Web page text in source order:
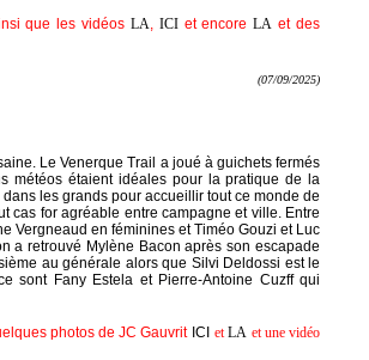
que les vidéos LA ICIet encoreLA et des
(07/09/2025)
Le Venerque Trail a joué à guichets fermés
météos étaient idéales pour la pratique de la
les grands pour accueillir tout ce monde de
cas for agréable entre campagne et ville. Entre
Vergneaud en féminines et Timéo Gouzi et Luc
a retrouvé Mylène Bacon après son escapade
au générale alors que Silvi Deldossi est le
sont Fany Estela et Pierre-Antoine Cuzff qui
photos de JC Gauvrit ICI et LA et une vidéo